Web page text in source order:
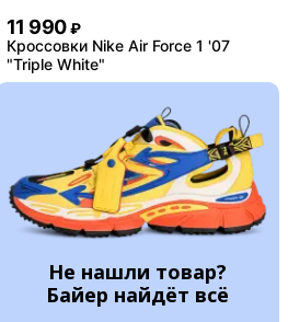
11 990 ₽
Кроссовки Nike Air Force 1 '07
"Triple White"
Не нашли товар?
Байер найдёт всё